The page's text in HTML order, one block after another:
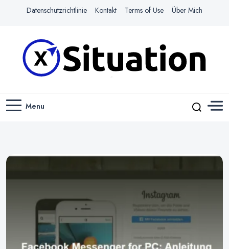
Datenschutzrichtlinie Kontakt Terms of Use Über Mich
X-SITUATION
Menu